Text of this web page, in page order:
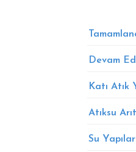
Devam
Katı Atık
Atıksu
Su